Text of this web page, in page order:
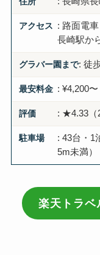
アクセス : 路面電
長崎駅か
グラバー園まで: 徒
最安料金 : ¥4,200〜
評価 : ★4.33（
駐車場
: 43台・1
5m未満）
楽天トラベ